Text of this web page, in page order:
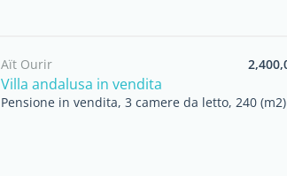
Aït Ourir
Villa andalusa in vendita
Pensione in vendita, 3 camere da letto, 240 (m2)